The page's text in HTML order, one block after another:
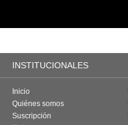
INSTITUCIONALES
Inicio
Quiénes somos
Suscripción